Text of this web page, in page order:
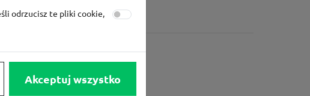
odrzucisz te pliki cookie,
Akceptuj wszystko